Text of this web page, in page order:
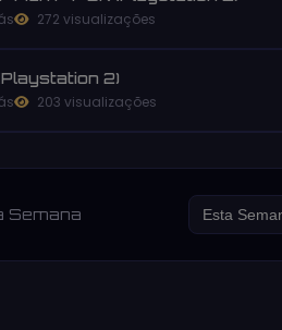
272 visualizações
2)
203 visualizações
Semana